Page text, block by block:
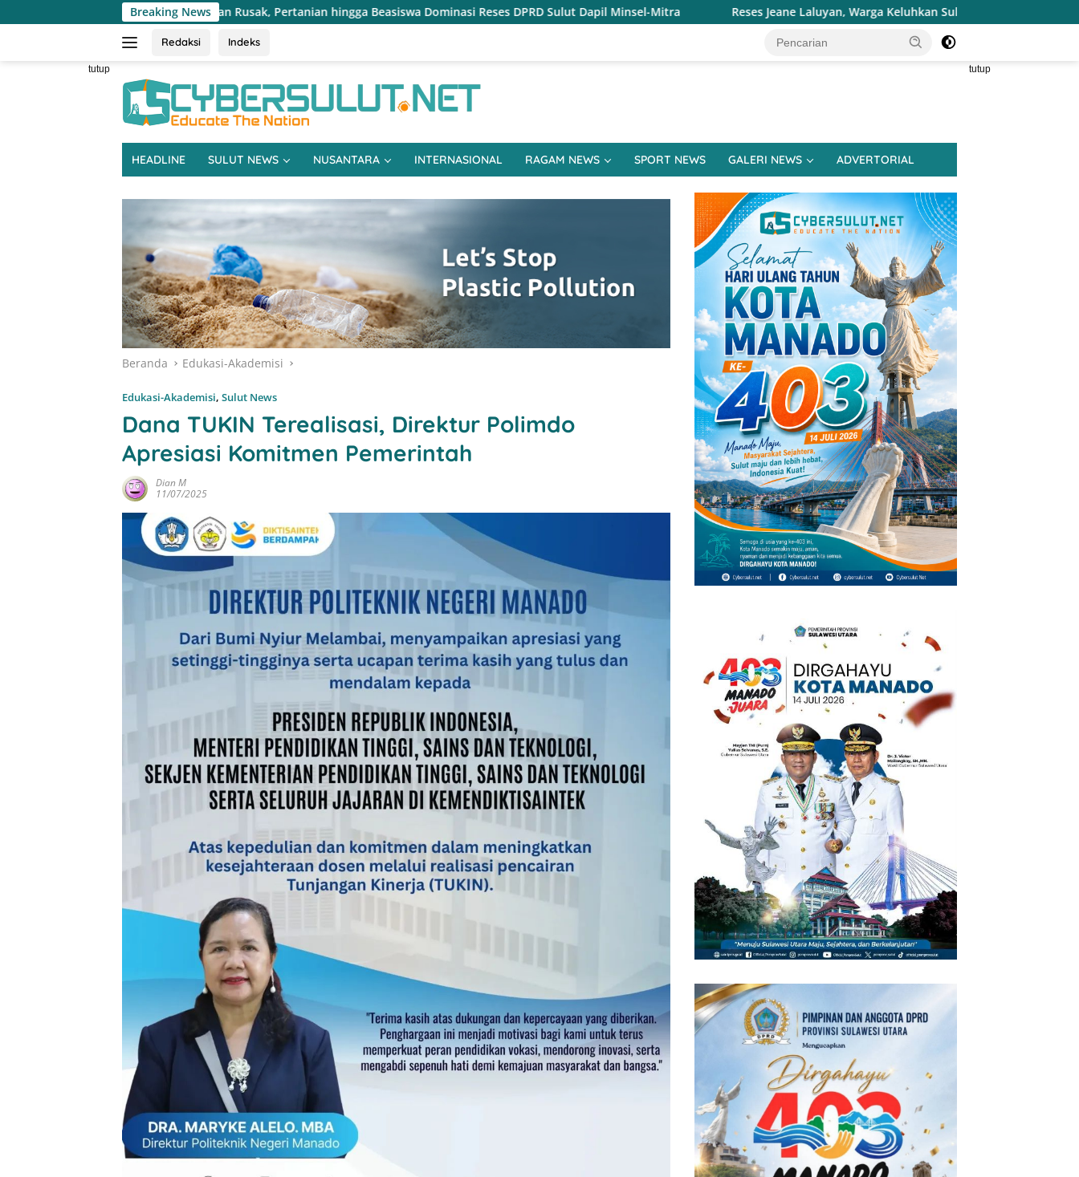
ke
Breaking News
Jalan Rusak, Pertanian hingga Beasiswa Dominasi Reses DPRD Sulut Dapil Minsel-Mitra Reses Jeane Laluyan, Warga Keluhkan Sulitnya Ekonomi dan Akses Pasar UMKM
Redaksi Indeks
tutup tutup
HEADLINE SULUT NEWS NUSANTARA INTERNASIONAL RAGAM NEWS SPORT NEWS GALERI NEWS ADVERTORIAL
Beranda Edukasi-Akademisi
Edukasi-Akademisi, Sulut News
Dana TUKIN Terealisasi, Direktur Polimdo
Apresiasi Komitmen Pemerintah
Dian M
11/07/2025